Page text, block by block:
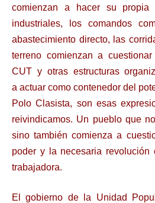
comienzan a hacer su propia
industriales, los comandos
abastecimiento directo, las
terreno comienzan a
CUT y otras estructuras
a actuar como contenedor del
Polo Clasista, son esas
reivindicamos. Un pueblo que
sino tambiéncomienza a
poder y la necesaria revolución
trabajadora.
El gobierno de la Unidad